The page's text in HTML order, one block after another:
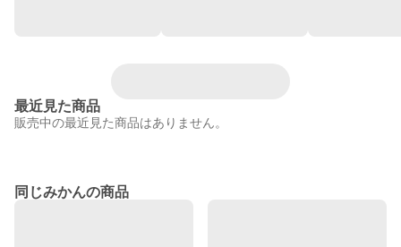
最近見た商品
販売中の最近見た商品はありません。
同じみかんの商品